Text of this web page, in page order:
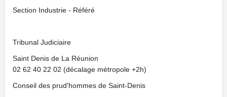
Section Industrie - Référé
Tribunal Judiciaire
Saint Denis de La Réunion
02 62 40 22 02 (décalage métropole +2h)
Conseil des prud'hommes de Saint-Denis